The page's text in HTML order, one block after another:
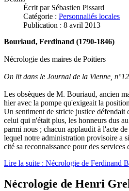
Écrit par Sébastien Pissard
Catégorie : Personnaliés locales
Publication : 8 avril 2013
Bouriaud, Ferdinand (1790-1846)
Nécrologie des maires de Poitiers
On lit dans le Journal de la Vienne,
Les obsèques de M. Bouriaud, ancien
hier avec la pompe qu'exigeait la
Un sentiment de stricte justice défendait
celui qui n'était plus, les honneurs dus
parmi nous ; chacun applaudit à l'acte
lequel notre administration provisoire a
cité sa reconnaissance pour des
Lire la suite : Nécrologie de Ferdinand
Nécrologie de Henri